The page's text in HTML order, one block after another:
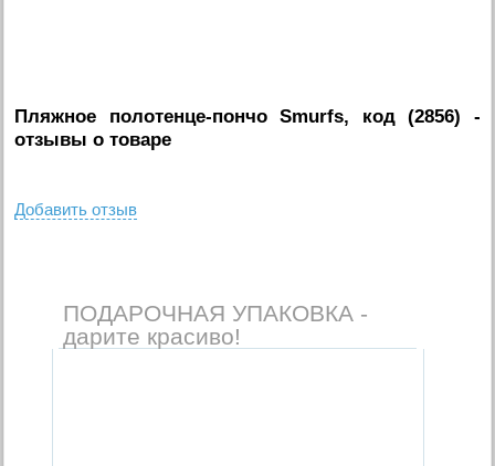
Пляжное полотенце-пончо Smurfs, код (2856) -
отзывы о товаре
Добавить отзыв
ПОДАРОЧНАЯ УПАКОВКА -
дарите красиво!